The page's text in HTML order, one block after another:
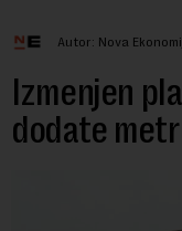
Autor: Nova
Izmenjen
dodate